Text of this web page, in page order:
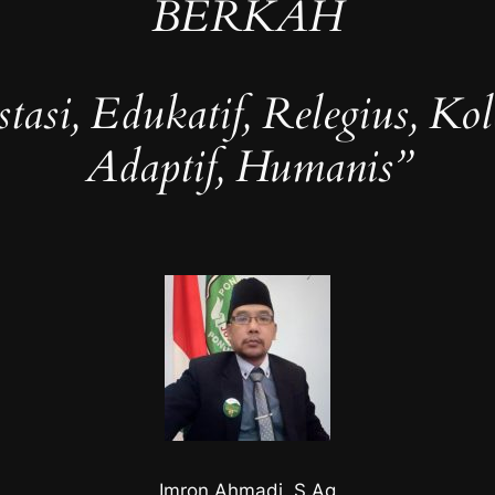
BERKAH
Edukatif, Relegius,
Adaptif, Humanis”